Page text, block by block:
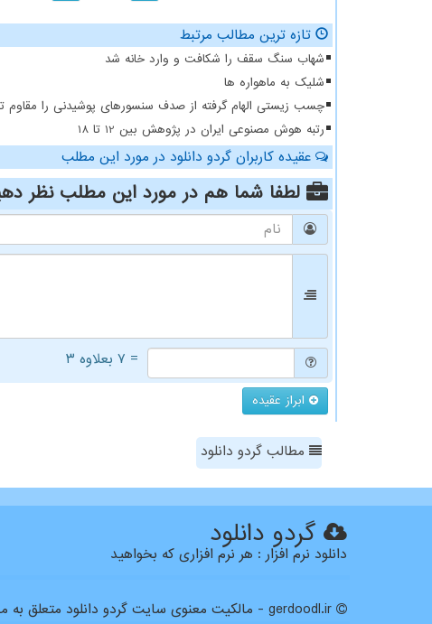
تازه ترین مطالب مرتبط
شهاب سنگ سقف را شکافت و وارد خانه شد
شلیک به ماهواره ها
چسب زیستی الهام گرفته از صدف سنسورهای پوشیدنی را مقاوم
رتبه هوش مصنوعی ایران در پژوهش بین 12 تا 18
عقیده کاربران گردو دانلود در مورد این مطلب
لطفا شما هم در مورد این مطلب نظر
= ۷ بعلاوه ۳
ابراز عقیده
مطالب گردو دانلود
گردو دانلود
دانلود نرم افزار : هر نرم افزاری که بخواهید